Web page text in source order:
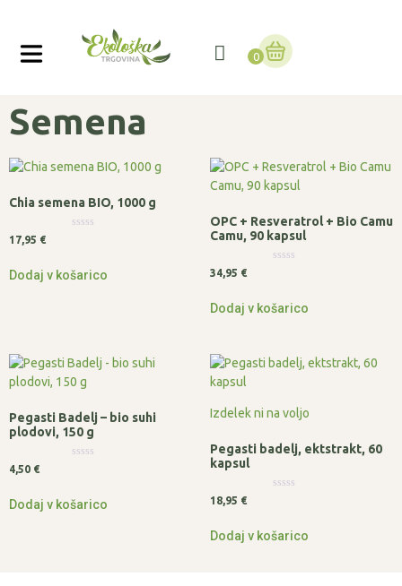
0
Semena
Chia semena BIO, 1000 g
5
17,95 €
Dodaj v košarico
OPC + Resveratrol + Bio Camu
Camu, 90 kapsul
5
34,95 €
Dodaj v košarico
Pegasti Badelj – bio suhi
plodovi, 150 g
5
4,50 €
Dodaj v košarico
Izdelek ni na voljo
Pegasti badelj, ektstrakt, 60
kapsul
5
18,95 €
Dodaj v košarico